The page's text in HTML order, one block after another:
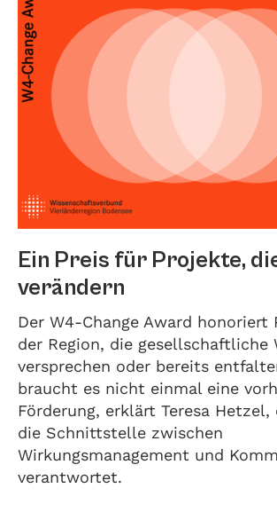
Ein Preis für Projekte,
verändern
Der W4-Change Award honoriert
der Region, die gesellschaftliche
versprechen oder bereits
braucht es nicht einmal eine
Förderung, erklärt Teresa
die Schnittstelle zwischen
Wirkungsmanagement und
verantwortet.